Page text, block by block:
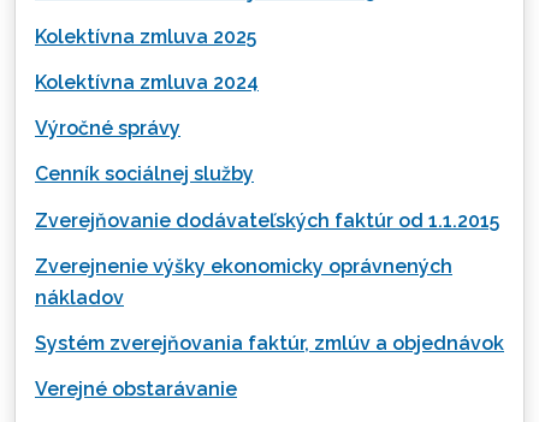
Kolektívna zmluva 2025
Kolektívna zmluva 2024
Výročné správy
Cenník sociálnej služby
Zverejňovanie dodávateľských faktúr od 1.1.2015
Zverejnenie výšky ekonomicky oprávnených
nákladov
Systém zverejňovania faktúr, zmlúv a objednávok
Verejné obstarávanie